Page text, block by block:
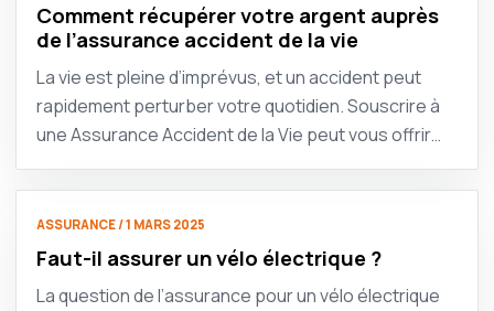
Comment récupérer votre argent auprès
de l’assurance accident de la vie
La vie est pleine d’imprévus, et un accident peut
rapidement perturber votre quotidien. Souscrire à
une Assurance Accident de la Vie peut vous offrir…
ASSURANCE / 1 MARS 2025
Faut-il assurer un vélo électrique ?
La question de l’assurance pour un vélo électrique